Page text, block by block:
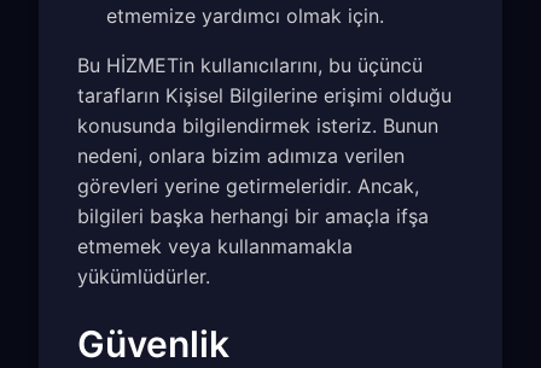
etmemize yardımcı olmak için.
Bu HİZMETin kullanıcılarını, bu üçüncü
tarafların Kişisel Bilgilerine erişimi olduğu
konusunda bilgilendirmek isteriz. Bunun
nedeni, onlara bizim adımıza verilen
görevleri yerine getirmeleridir. Ancak,
bilgileri başka herhangi bir amaçla ifşa
etmemek veya kullanmamakla
yükümlüdürler.
Güvenlik